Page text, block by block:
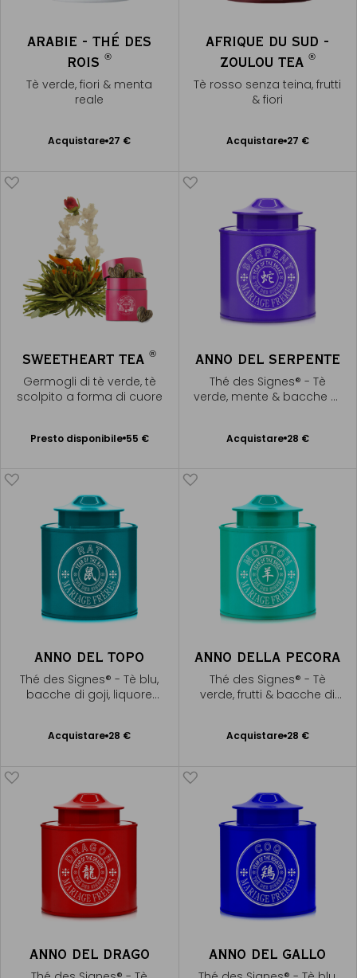
ARABIE - THÉ DES
ROIS®
Tè verde, fiori & menta
reale
Acquistare 27 €
Aggiungere
AFRIQUE DU SUD -
ZOULOU TEA ®
Tè rosso senza teina, frutti
& fiori
Acquistare 27 €
Aggiungere
SWEETHEART TEA®
Germogli di tè verde, tè
scolpito a forma di cuore
Presto disponibile 55 €
ANNO DEL SERPENTE
Thé des Signes® - Tè
verde, mente & bacche di
Acquistare 28 €
Aggiungere
ANNO DEL TOPO
Thé des Signes® - Tè blu,
bacche di goji, liquore
Acquistare 28 €
Aggiungere
ANNO DELLA PECORA
Thé des Signes® - Tè
verde, frutti & bacche di
Acquistare 28 €
Aggiungere
ANNO DEL DRAGO ANNO DEL GALLO